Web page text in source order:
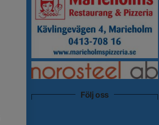
Följ oss